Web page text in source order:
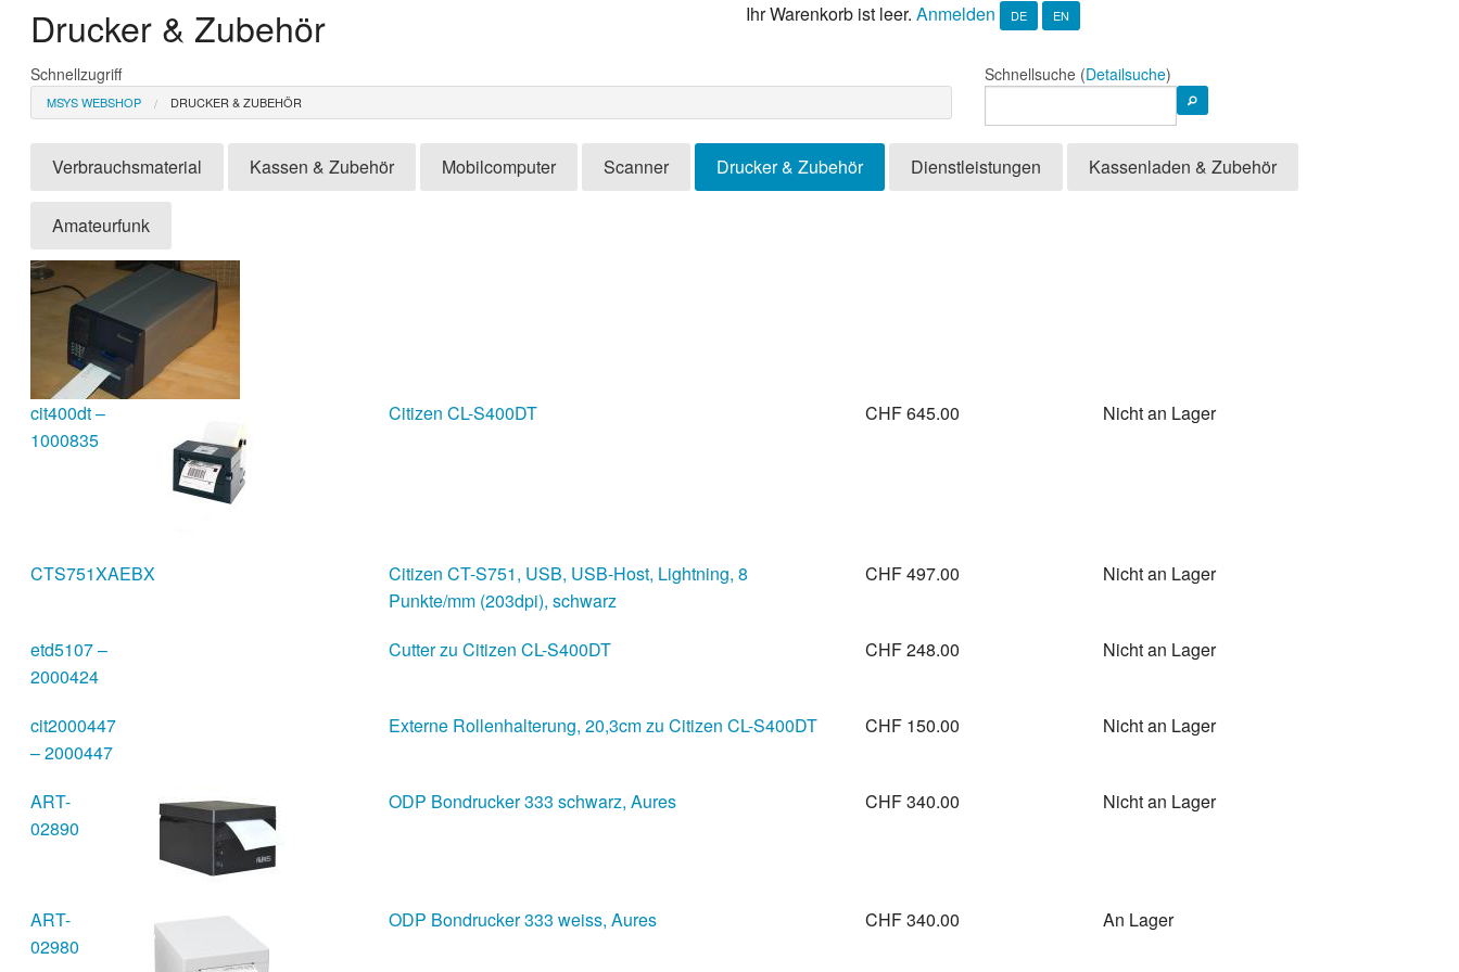
Drucker & Zubehör Ihr Warenkorb ist leer. Anmelden DE EN
Schnellzugriff
MSYS WEBSHOP DRUCKER & ZUBEHÖR
Schnellsuche (Detailsuche)
Verbrauchsmaterial Kassen & Zubehör Mobilcomputer Scanner Drucker & Zubehör Dienstleistungen Kassenladen & Zubehör
Amateurfunk
cit400dt –
1000835
Citizen CL-S400DT CHF 645.00 Nicht an Lager
CTS751XAEBX
Citizen CT-S751, USB, USB-Host, Lightning, 8
Punkte/mm (203dpi), schwarz
CHF 497.00 Nicht an Lager
etd5107 –
2000424
Cutter zu Citizen CL-S400DT CHF 248.00 Nicht an Lager
cit2000447
– 2000447
Externe Rollenhalterung, 20,3cm zu Citizen CL-S400DT CHF 150.00 Nicht an Lager
ART-
02890
ODP Bondrucker 333 schwarz, Aures CHF 340.00 Nicht an Lager
ART-
02980
ODP Bondrucker 333 weiss, Aures CHF 340.00 An Lager